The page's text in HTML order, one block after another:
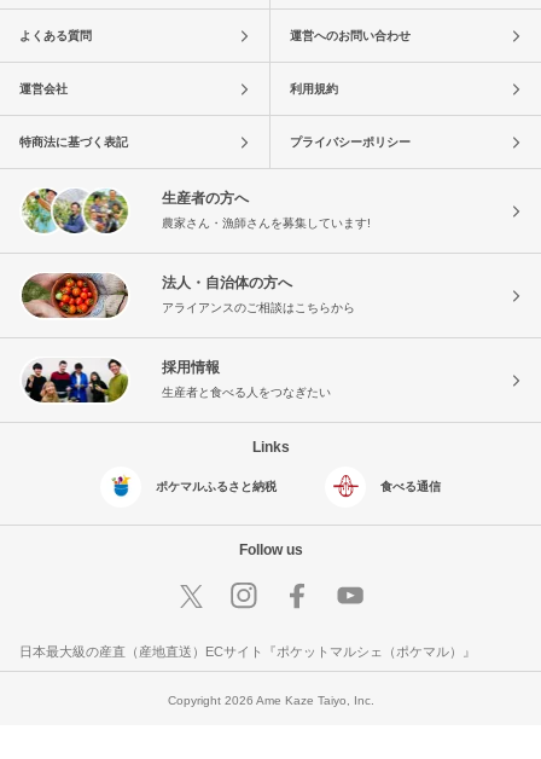
よくある質問 運営へのお問い合わせ
運営会社 利用規約
特商法に基づく表記 プライバシーポリシー
生産者の方へ
農家さん・漁師さんを募集しています!
法人・自治体の方へ
アライアンスのご相談はこちらから
採用情報
生産者と食べる人をつなぎたい
Links
ポケマルふるさと納税 食べる通信
Follow us
日本最大級の産直（産地直送）ECサイト『ポケットマルシェ（ポケマル）』
Copyright 2026 Ame Kaze Taiyo, Inc.